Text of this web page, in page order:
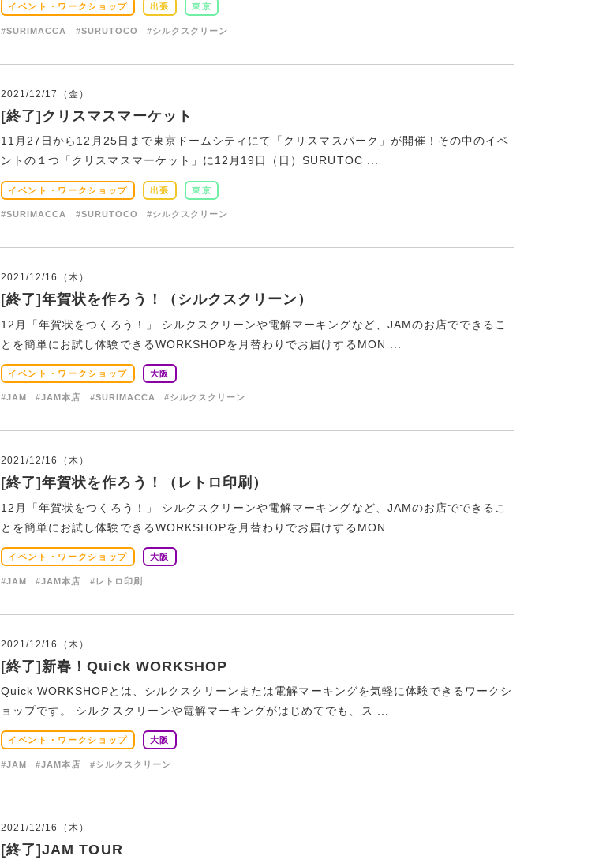
イベント・ワークショップ 出張 東京
#SURIMACCA #SURUTOCO #シルクスクリーン
2021/12/17（金）
[終了]クリスマスマーケット
11月27日から12月25日まで東京ドームシティにて「クリスマスパーク」が開催！その中のイベ
ントの１つ「クリスマスマーケット」に12月19日（日）SURUTOC ...
イベント・ワークショップ 出張 東京
#SURIMACCA #SURUTOCO #シルクスクリーン
2021/12/16（木）
[終了]年賀状を作ろう！（シルクスクリーン）
12月「年賀状をつくろう！」 シルクスクリーンや電解マーキングなど、JAMのお店でできるこ
とを簡単にお試し体験できるWORKSHOPを月替わりでお届けするMON ...
イベント・ワークショップ 大阪
#JAM #JAM本店 #SURIMACCA #シルクスクリーン
2021/12/16（木）
[終了]年賀状を作ろう！（レトロ印刷）
12月「年賀状をつくろう！」 シルクスクリーンや電解マーキングなど、JAMのお店でできるこ
とを簡単にお試し体験できるWORKSHOPを月替わりでお届けするMON ...
イベント・ワークショップ 大阪
#JAM #JAM本店 #レトロ印刷
2021/12/16（木）
[終了]新春！Quick WORKSHOP
Quick WORKSHOPとは、シルクスクリーンまたは電解マーキングを気軽に体験できるワークシ
ョップです。 シルクスクリーンや電解マーキングがはじめてでも、ス ...
イベント・ワークショップ 大阪
#JAM #JAM本店 #シルクスクリーン
2021/12/16（木）
[終了]JAM TOUR